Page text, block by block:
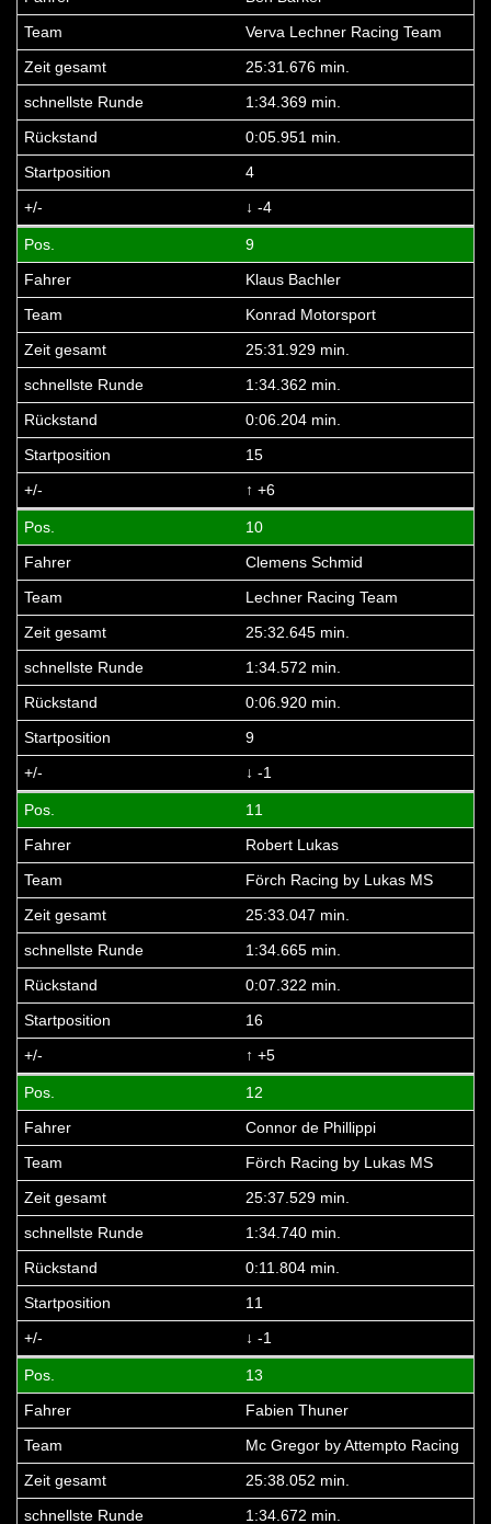
Verva Lechner Racing Team
25:31.676 min.
1:34.369 min.
0:05.951 min.
4
↓ -4
9
Klaus Bachler
Konrad Motorsport
25:31.929 min.
1:34.362 min.
0:06.204 min.
15
↑ +6
10
Clemens Schmid
Lechner Racing Team
25:32.645 min.
1:34.572 min.
0:06.920 min.
9
↓ -1
11
Robert Lukas
Förch Racing by Lukas MS
25:33.047 min.
1:34.665 min.
0:07.322 min.
16
↑ +5
12
Connor de Phillippi
Förch Racing by Lukas MS
25:37.529 min.
1:34.740 min.
0:11.804 min.
11
↓ -1
13
Fabien Thuner
Mc Gregor by Attempto Racing
25:38.052 min.
1:34.672 min.